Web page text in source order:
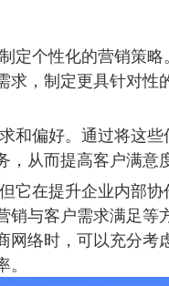
定个性化的营销策
求，制定更具针对性
和偏好。通过将这
从而提高客户满意
它在提升企业内部
销与客户需求满足等
网络时，可以充分考